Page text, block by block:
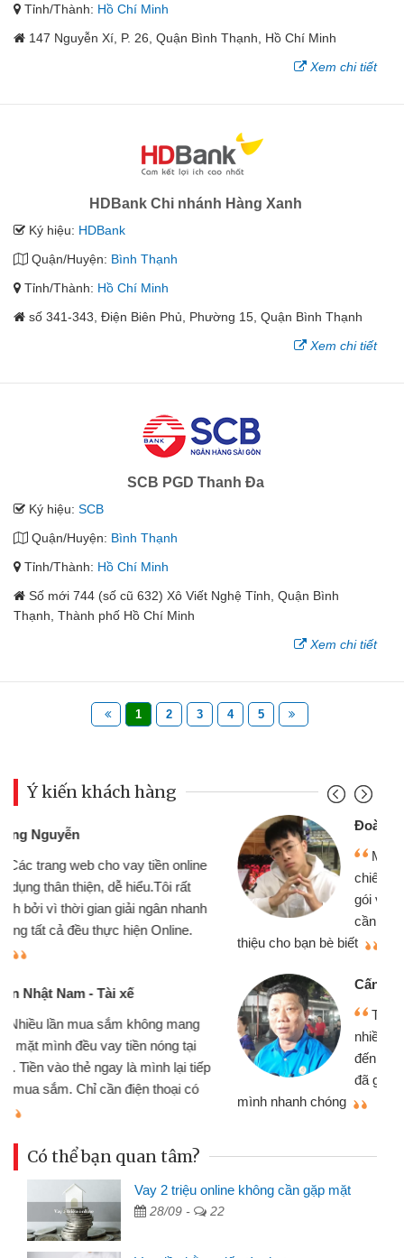
Tỉnh/Thành: Hồ Chí Minh
147 Nguyễn Xí, P. 26, Quận Bình Thạnh, Hồ Chí Minh
Xem chi tiết
HDBank Chi nhánh Hàng Xanh
Ký hiệu: HDBank
Quận/Huyện: Bình Thạnh
Tỉnh/Thành: Hồ Chí Minh
số 341-343, Điện Biên Phủ, Phường 15, Quận Bình Thạnh
Xem chi tiết
SCB PGD Thanh Đa
Ký hiệu: SCB
Quận/Huyện: Bình Thạnh
Tỉnh/Thành: Hồ Chí Minh
Số mới 744 (số cũ 632) Xô Viết Nghệ Tỉnh, Quận Bình
Thạnh, Thành phố Hồ Chí Minh
Xem chi tiết
1 2 3 4 5
Ý kiến khách hàng
Mình cần tiền gấp nên định cầm cố
chiếc xe wave nhưng thật may đã có
gói vay tiền bằng CMND online không
cần gặp mặt nên rất tiện lợi, sẽ giới
thiệu cho bạn bè biết
Cấn Văn Lực - Tạp hóa
Tôi kinh doanh buôn bán nhỏ lẻ
nhiều lúc cần vốn nhập hàng, nhờ biết
đến website qua bạn bè giới thiệu tôi
đã giải quyết được công việc của
Có thể bạn quan tâm?
Vay 2 triệu online không cần gặp mặt
28/09 - 22